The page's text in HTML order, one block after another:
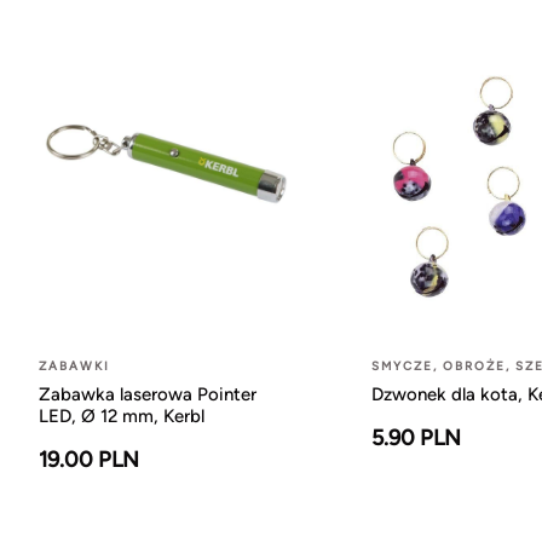
ZABAWKI
Zabawka laserowa Pointer
LED, Ø 12 mm, Kerbl
19.00 PLN
SMYCZE, OBROŻE,
Dzwonek dla kota,
5.90 PLN